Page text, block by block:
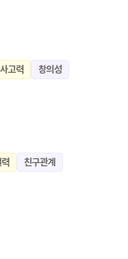
사고력 창의성
친구관계